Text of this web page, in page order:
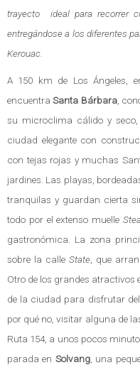
trayecto ideal para recorrer
entregándose a los diferentes
Kerouac.
A 150 km de Los Ángeles,
encuentraSanta Bárbara,
su microclima cálido y seco,
ciudad elegante con
con tejas rojas y muchas
jardines. Las playas,
tranquilas y guardan cierta
todo por el extenso muelle
gastronómica. La zona
sobre la calle State , que
Otro de los grandes atractivos
de la ciudad para disfrutar
por qué no, visitar alguna de
Ruta 154, a unos pocos
parada en Solvang, una